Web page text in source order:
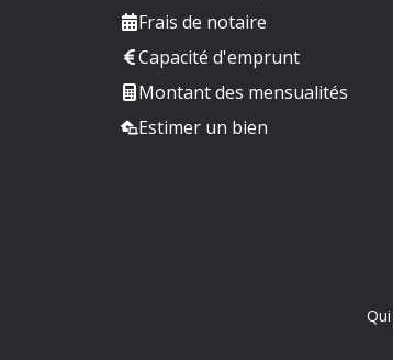
Frais de notaire
Capacité d'emprunt
Montant des mensualités
Estimer un bien